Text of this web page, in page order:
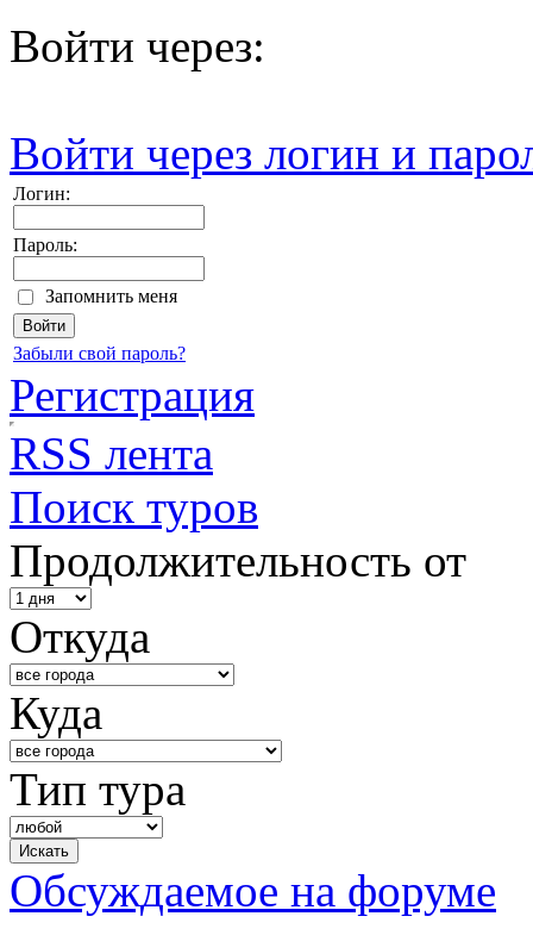
Войти через:
Войти через логин и
Логин:
Пароль:
Запомнить меня
Забыли свой пароль?
Регистрация
RSS лента
Поиск туров
Продолжительность от
Откуда
Куда
Тип тура
Обсуждаемое на форуме